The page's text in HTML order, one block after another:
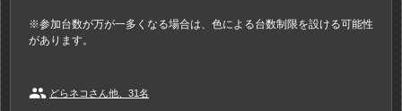
※参加台数が万が一多くなる場合は、色による台数制限を設ける可能性
があります。
people どらネコさん他、31名